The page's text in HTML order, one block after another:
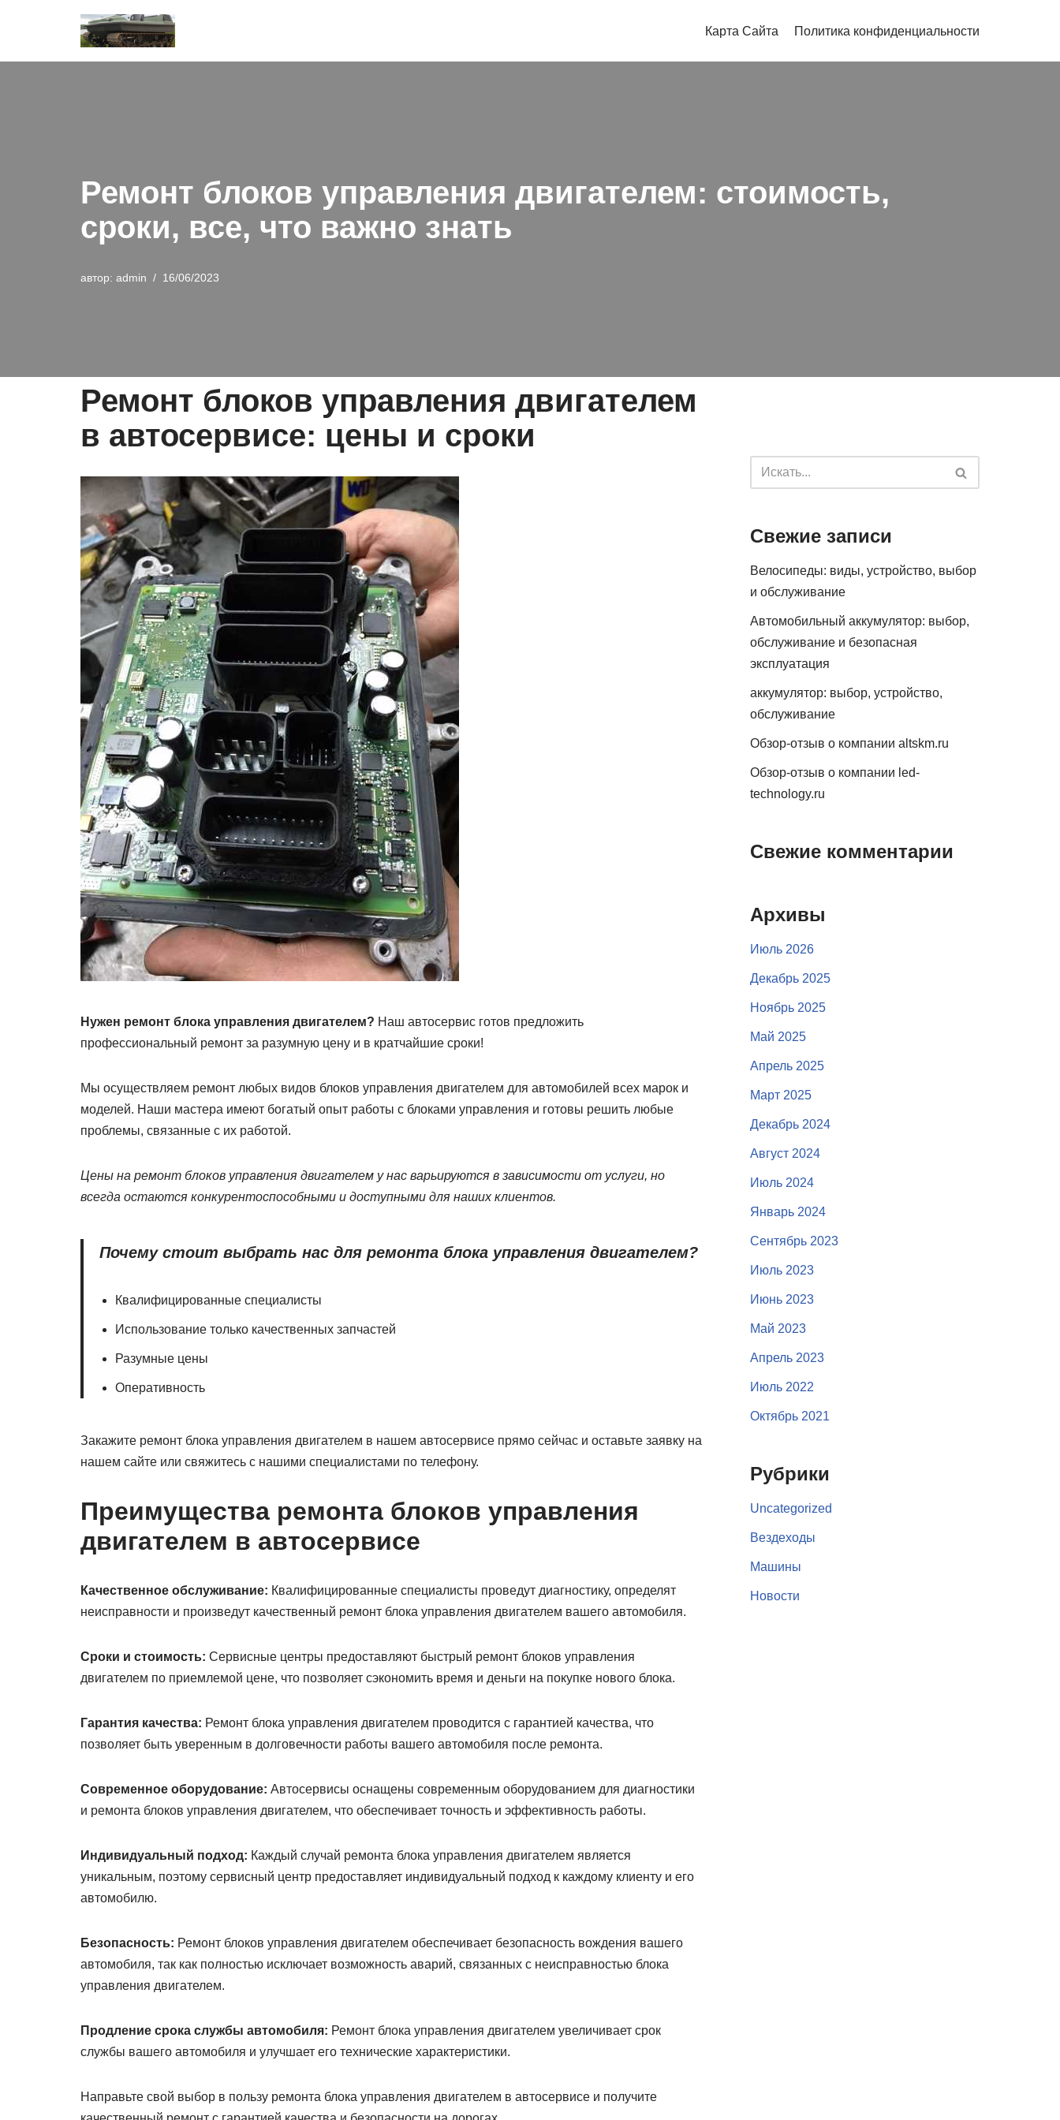
к
Карта Сайта Политика конфиденциальности
Ремонт блоков управления двигателем: стоимость,
сроки, все, что важно знать
автор: admin 16/06/2023
Ремонт блоков управления двигателем
в автосервисе: цены и сроки
Нужен ремонт блока управления двигателем? Наш автосервис готов предложить
профессиональный ремонт за разумную цену и в кратчайшие сроки!
Мы осуществляем ремонт любых видов блоков управления двигателем для автомобилей всех марок и
моделей. Наши мастера имеют богатый опыт работы с блоками управления и готовы решить любые
проблемы, связанные с их работой.
Цены на ремонт блоков управления двигателем у нас варьируются в зависимости от услуги, но
всегда остаются конкурентоспособными и доступными для наших клиентов.
Почему стоит выбрать нас для ремонта блока управления двигателем?
Квалифицированные специалисты
Использование только качественных запчастей
Разумные цены
Оперативность
Закажите ремонт блока управления двигателем в нашем автосервисе прямо сейчас и оставьте заявку на
нашем сайте или свяжитесь с нашими специалистами по телефону.
Преимущества ремонта блоков управления
двигателем в автосервисе
Качественное обслуживание: Квалифицированные специалисты проведут диагностику, определят
неисправности и произведут качественный ремонт блока управления двигателем вашего автомобиля.
Сроки и стоимость: Сервисные центры предоставляют быстрый ремонт блоков управления
двигателем по приемлемой цене, что позволяет сэкономить время и деньги на покупке нового блока.
Гарантия качества: Ремонт блока управления двигателем проводится с гарантией качества, что
позволяет быть уверенным в долговечности работы вашего автомобиля после ремонта.
Современное оборудование: Автосервисы оснащены современным оборудованием для диагностики
и ремонта блоков управления двигателем, что обеспечивает точность и эффективность работы.
Индивидуальный подход: Каждый случай ремонта блока управления двигателем является
уникальным, поэтому сервисный центр предоставляет индивидуальный подход к каждому клиенту и его
автомобилю.
Безопасность: Ремонт блоков управления двигателем обеспечивает безопасность вождения вашего
автомобиля, так как полностью исключает возможность аварий, связанных с неисправностью блока
управления двигателем.
Продление срока службы автомобиля: Ремонт блока управления двигателем увеличивает срок
службы вашего автомобиля и улучшает его технические характеристики.
Направьте свой выбор в пользу ремонта блока управления двигателем в автосервисе и получите
Свежие записи
Велосипеды: виды, устройство, выбор
и обслуживание
Автомобильный аккумулятор: выбор,
обслуживание и безопасная
эксплуатация
аккумулятор: выбор, устройство,
обслуживание
Обзор-отзыв о компании altskm.ru
Обзор-отзыв о компании led-
technology.ru
Свежие комментарии
Архивы
Июль 2026
Декабрь 2025
Ноябрь 2025
Май 2025
Апрель 2025
Март 2025
Декабрь 2024
Август 2024
Июль 2024
Январь 2024
Сентябрь 2023
Июль 2023
Июнь 2023
Май 2023
Апрель 2023
Июль 2022
Октябрь 2021
Рубрики
Uncategorized
Вездеходы
Машины
Новости